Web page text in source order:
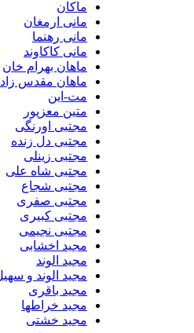
مانی ارمغان
مانی رهنما
مانی کاکاوند
ماهان بهرام خان
ماهان مقدس زاده
مت-این
متین معزپور
مجتبی اورنگی
مجتبی دل زنده
مجتبی زینلی
مجتبی شاه علی
مجتبی شجاع
مجتبی صفری
مجتبی کبیری
مجتبی نجیمی
مجید اخشابی
مجید الوند‎
مجید الوند و سهیل صداقت
مجید باقری
مجید خراطها
مجید خشتی